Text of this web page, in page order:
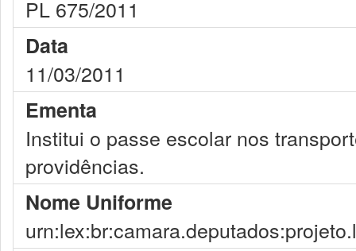
PL 675/2011
Data
11/03/2011
Ementa
Institui o passe escolar nos
providências.
Nome Uniforme